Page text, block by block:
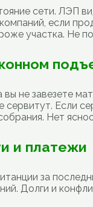
сети. ЛЭП
если
участка. Не
не завезете
сервитут. Если
Нет
и платежи
за
Долги и